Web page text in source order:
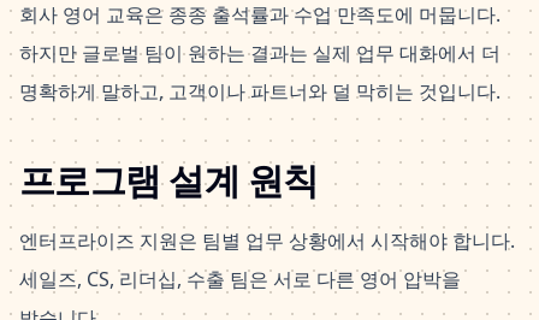
회사 영어 교육은 종종 출석률과 수업 만족도에 머뭅니다.
하지만 글로벌 팀이 원하는 결과는 실제 업무 대화에서 더
명확하게 말하고, 고객이나 파트너와 덜 막히는 것입니다.
프로그램 설계 원칙
엔터프라이즈 지원은 팀별 업무 상황에서 시작해야 합니다.
세일즈, CS, 리더십, 수출 팀은 서로 다른 영어 압박을